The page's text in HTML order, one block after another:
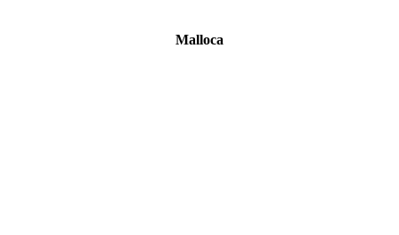
Malloca